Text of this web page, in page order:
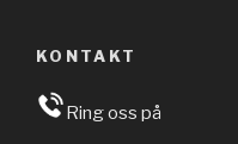
KONTAKT
Ring oss på